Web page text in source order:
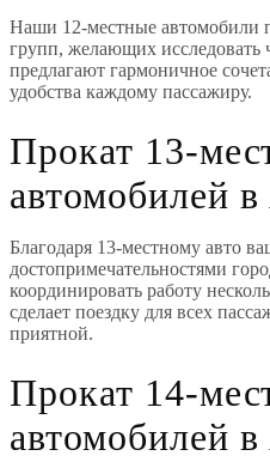
Наши 12-местные автомобили
групп, желающих исследовать
предлагают гармоничное
удобства каждому пассажиру.
Прокат 13-
автомобилей
Благодаря 13-местному авто
достопримечательностями
координировать работу
сделает поездку для всех
приятной.
Прокат 14-
автомобилей